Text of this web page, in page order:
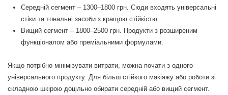
Середній сегмент – 1300–1800 грн. Сюди входять універсальні
стіки та тональні засоби з кращою стійкістю.
Вищий сегмент – 1800–2500 грн. Продукти з розширеним
функціоналом або преміальними формулами.
Якщо потрібно мінімізувати витрати, можна почати з одного
універсального продукту. Для більш стійкого макіяжу або роботи зі
складною шкірою доцільно обирати середній або вищий сегмент.